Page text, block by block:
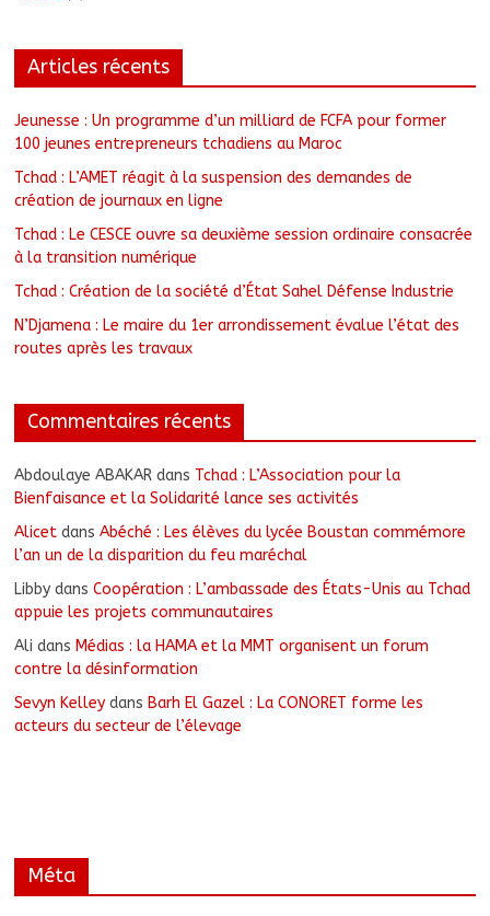
Articles récents
Jeunesse : Un programme d’un milliard de FCFA pour former
100 jeunes entrepreneurs tchadiens au Maroc
Tchad : L’AMET réagit à la suspension des demandes de
création de journaux en ligne
Tchad : Le CESCE ouvre sa deuxième session ordinaire consacrée
à la transition numérique
Tchad : Création de la société d’État Sahel Défense Industrie
N’Djamena : Le maire du 1er arrondissement évalue l’état des
routes après les travaux
Commentaires récents
Abdoulaye ABAKAR dans Tchad : L’Association pour la
Bienfaisance et la Solidarité lance ses activités
Alicet dansAbéché : Les élèves du lycée Boustan commémore
l’an un de la disparition du feu maréchal
Libby dansCoopération : L’ambassade des États-Unis au Tchad
appuie les projets communautaires
Ali dans Médias : la HAMA et la MMT organisent un forum
contre la désinformation
Sevyn Kelley dans Barh El Gazel : La CONORET forme les
acteurs du secteur de l’élevage
Méta